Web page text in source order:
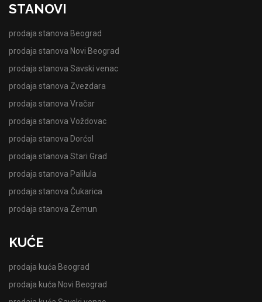
STANOVI
prodaja stanova Beograd
prodaja stanova Novi Beograd
prodaja stanova Savski venac
prodaja stanova Zvezdara
prodaja stanova Vračar
prodaja stanova Voždovac
prodaja stanova Dorćol
prodaja stanova Stari Grad
prodaja stanova Palilula
prodaja stanova Čukarica
prodaja stanova Zemun
KUĆE
prodaja kuća Beograd
prodaja kuća Novi Beograd